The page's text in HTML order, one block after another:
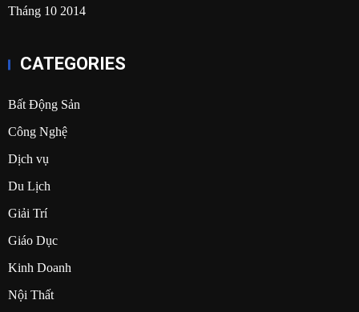
Tháng 10 2014
CATEGORIES
Bất Động Sản
Công Nghệ
Dịch vụ
Du Lịch
Giải Trí
Giáo Dục
Kinh Doanh
Nội Thất